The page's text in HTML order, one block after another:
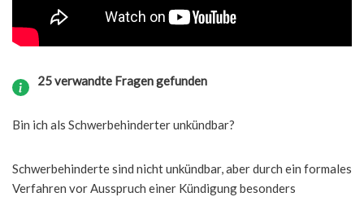
25 verwandte Fragen gefunden
Bin ich als Schwerbehinderter unkündbar?
Schwerbehinderte sind nicht unkündbar, aber durch ein formales
Verfahren vor Ausspruch einer Kündigung besonders